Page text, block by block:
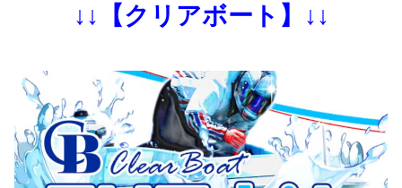
↓↓【クリアボート】↓↓